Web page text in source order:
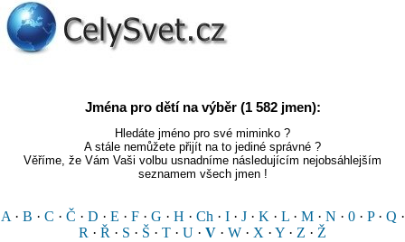
Jména pro dětí na výběr (1 582 jmen):
Hledáte jméno pro své miminko ?
A stále nemůžete přijít na to jediné správné ?
Věříme, že Vám Vaši volbu usnadníme následujícím nejobsáhlejším
seznamem všech jmen !
A · B · C · Č · D · E · F· G · H · Ch · I· J· K · L· M· N · 0· P· Q ·
R · Ř · S · Š · T · U · V · W · X · Y · Z · Ž